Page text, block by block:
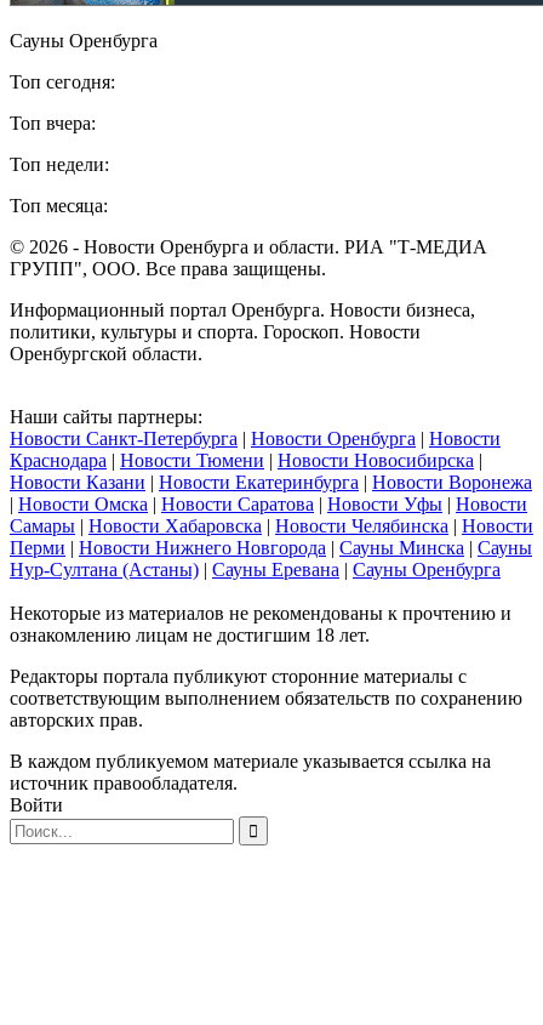
Сауны Оренбурга
Топ сегодня:
Топ вчера:
Топ недели:
Топ месяца:
© 2026 - Новости Оренбурга и области. РИА "Т-МЕДИА
ГРУПП", ООО. Все права защищены.
Информационный портал Оренбурга. Новости бизнеса,
политики, культуры и спорта. Гороскоп. Новости
Оренбургской области.
Наши сайты партнеры:
Новости Санкт-Петербурга | Новости Оренбурга | Новости
Краснодара | Новости Тюмени | Новости Новосибирска |
Новости Казани | Новости Екатеринбурга | Новости Воронежа
| Новости Омска | Новости Саратова | Новости Уфы | Новости
Самары | Новости Хабаровска | Новости Челябинска | Новости
Перми | Новости Нижнего Новгорода | Сауны Минска | Сауны
Нур-Султана (Астаны) | Сауны Еревана | Сауны Оренбурга
Некоторые из материалов не рекомендованы к прочтению и
ознакомлению лицам не достигшим 18 лет.
Редакторы портала публикуют сторонние материалы с
соответствующим выполнением обязательств по сохранению
авторских прав.
В каждом публикуемом материале указывается ссылка на
источник правообладателя.
Войти